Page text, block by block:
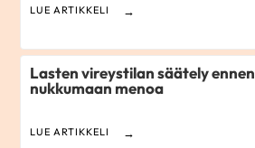
LUE ARTIKKELI
Lasten vireystilan säätely ennen
nukkumaan menoa
LUE ARTIKKELI